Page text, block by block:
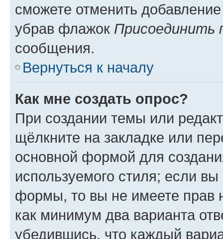
сможете отменить
убрав флажок Присоединить
сообщения.
Вернуться к началу
Как мне создать опрос?
При создании темы или
щёлкните на закладке или
основной формой для
используемого стиля; если
формы, то вы не имеете прав
как минимум два варианта
убедившись, что каждый